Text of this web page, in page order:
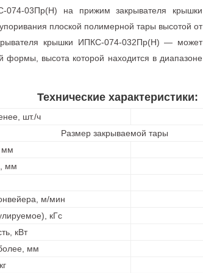
03Пр(Н) на прижим закрывателя крышки
плоской полимерной тары высотой от
крышки ИПКС-074-032Пр(Н) — может
формы, высота которой находится в диапазоне
Технические характеристики:
шт./ч
Размер закрываемой тары
мм
мм
м/мин
кГс
кВт
мм